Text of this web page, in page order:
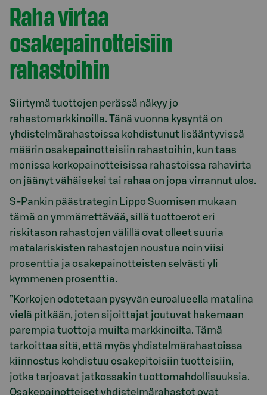
Raha virtaa
osakepainotteisiin
rahastoihin
Siirtymä tuottojen perässä näkyy jo
rahastomarkkinoilla. Tänä vuonna kysyntä on
yhdistelmärahastoissa kohdistunut lisääntyvissä
määrin osakepainotteisiin rahastoihin, kun taas
monissa korkopainotteisissa rahastoissa rahavirta
on jäänyt vähäiseksi tai rahaa on jopa virrannut ulos.
S-Pankin päästrategin Lippo Suomisen mukaan
tämä on ymmärrettävää, sillä tuottoerot eri
riskitason rahastojen välillä ovat olleet suuria
matalariskisten rahastojen noustua noin viisi
prosenttia ja osakepainotteisten selvästi yli
kymmenen prosenttia.
”Korkojen odotetaan pysyvän euroalueella matalina
vielä pitkään, joten sijoittajat joutuvat hakemaan
parempia tuottoja muilta markkinoilta. Tämä
tarkoittaa sitä, että myös yhdistelmärahastoissa
kiinnostus kohdistuu osakepitoisiin tuotteisiin,
jotka tarjoavat jatkossakin tuottomahdollisuuksia.
Osakepainotteiset yhdistelmärahastot ovat